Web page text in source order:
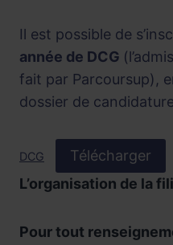
Il est possible de
année de DCG
fait par Parcoursup),
dossier de
DCG
Télécharger
L’organisation de la
Pour tout